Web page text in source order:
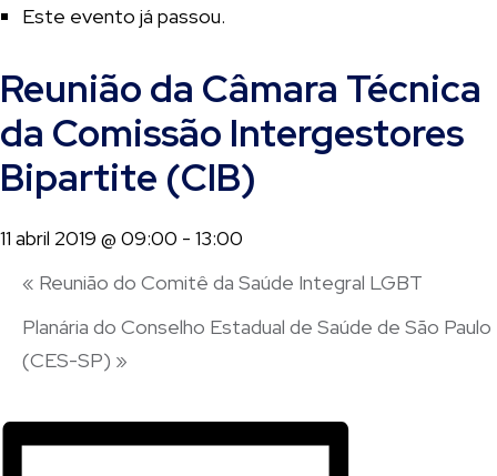
Este evento já passou.
Reunião da Câmara Técnica
da Comissão Intergestores
Bipartite (CIB)
11 abril 2019 @ 09:00 - 13:00
« Reunião do Comitê da Saúde Integral LGBT
Planária do Conselho Estadual de Saúde de São Paulo
(CES-SP) »